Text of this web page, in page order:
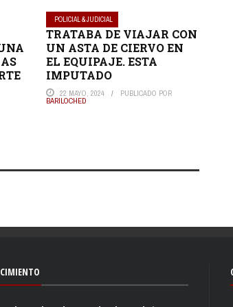
POLICIAL & JUDICIAL
TRATABA DE VIAJAR CON
UN ASTA DE CIERVO EN
EL EQUIPAJE. ESTA
IMPUTADO
22 MAYO, 2024 PUBLICADO POR
BARILOCHED